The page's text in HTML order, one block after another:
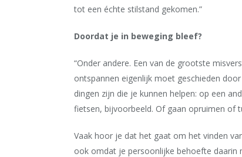
tot een échte stilstand gekomen.”
Doordat je in beweging bleef?
“Onder andere. Een van de grootste
ontspannen eigenlijk moet geschieden
dingen zijn die je kunnen helpen: op een
fietsen, bijvoorbeeld. Of gaan opruimen of
Vaak hoor je dat het gaat om het vinden
ook omdat je persoonlijke behoefte daarin